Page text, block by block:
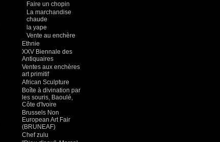
Faire un chopin
La marchandise
chaude
la yape
Vente au enchère
Ethnie
XXV Biennale des
Antiquaires
Ventes aux enchères
art primitif
African Sculpture
Boîte à divination par
les souris, Baoulé,
Côte d'Ivoire
Brussels Non
European Art Fair
(BRUNEAF)
Chef zulu